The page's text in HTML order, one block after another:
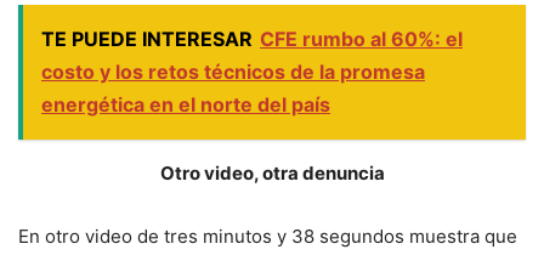
TE PUEDE INTERESAR CFE rumbo al 60%: el
costo y los retos técnicos de la promesa
energética en el norte del país
Otro video, otra denuncia
En otro video de tres minutos y 38 segundos muestra que